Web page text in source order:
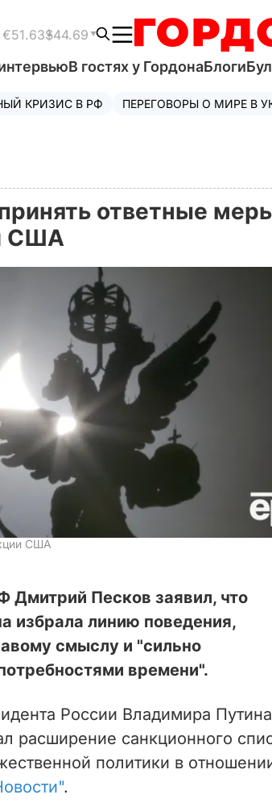
€51.63$44.69
В гостях у ГордонаБлоги
КРИЗИС В РФ ПЕРЕГОВОРЫ О МИРЕ В
ответные
США
США
Дмитрий Песков заявил, что
избрала линию поведения,
смыслу и "сильно
времени".
России Владимира Путина
расширение санкционного
политики в
.